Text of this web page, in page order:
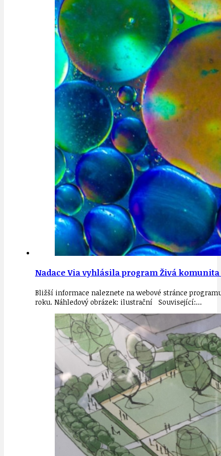
Nadace Via vyhlásila program Živá
Bližší informace naleznete na webové stránce
roku. Náhledový obrázek: ilustrační Související:…